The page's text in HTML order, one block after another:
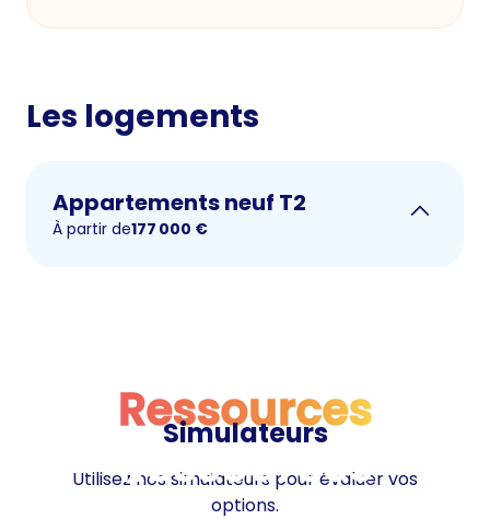
Les logements
Appartements neuf T2
À partir de177 000 €
Ressources
Ressources
Simulateurs
Utilisez nos simulateurs pour évaluer vos
options.